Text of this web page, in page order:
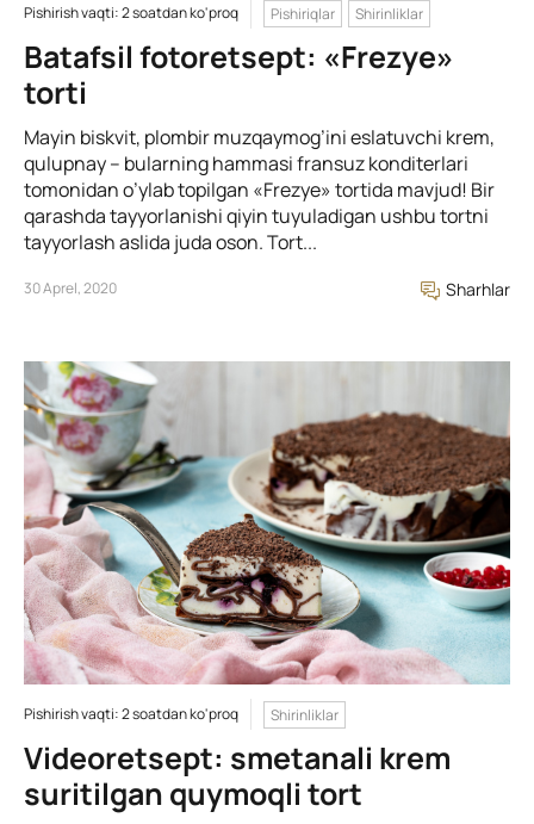
Pishirish vaqti: 2 soatdan ko'proq Pishiriqlar Shirinliklar
Batafsil fotoretsept: «Frezye»
torti
Mayin biskvit, plombir muzqaymog’ini eslatuvchi krem,
qulupnay – bularning hammasi fransuz konditerlari
tomonidan o’ylab topilgan «Frezye» tortida mavjud! Bir
qarashda tayyorlanishi qiyin tuyuladigan ushbu tortni
tayyorlash aslida juda oson. Tort...
30 Aprel, 2020 Sharhlar
Pishirish vaqti: 2 soatdan ko'proq Shirinliklar
Videoretsept: smetanali krem
suritilgan quymoqli tort